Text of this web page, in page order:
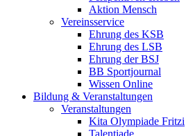
Aktion Mensch
Vereinsservice
Ehrung des KSB
Ehrung des LSB
Ehrung der BSJ
BB Sportjournal
Wissen Online
Bildung & Veranstaltungen
Veranstaltungen
Kita Olympiade Fritzi